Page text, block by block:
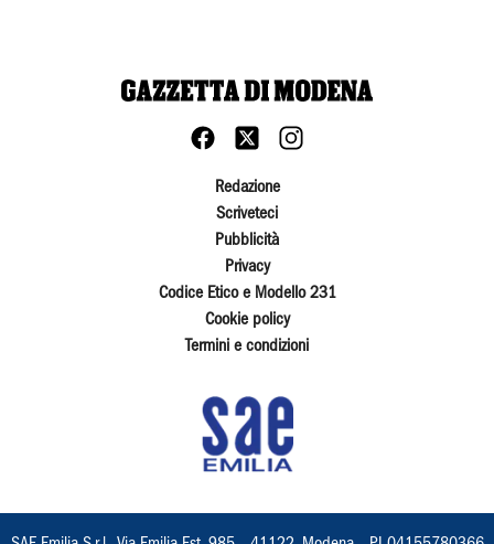
Redazione
Scriveteci
Pubblicità
Privacy
Codice Etico e Modello 231
Cookie policy
Termini e condizioni